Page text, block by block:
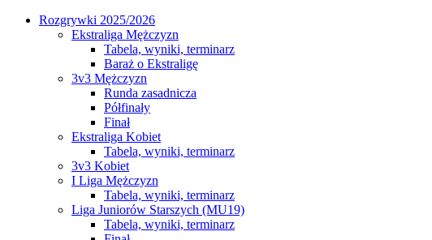
Rozgrywki 2025/2026
Ekstraliga Mężczyzn
Tabela, wyniki, terminarz
Baraż o Ekstraligę
3v3 Mężczyzn
Runda zasadnicza
Półfinały
Finał
Ekstraliga Kobiet
Tabela, wyniki, terminarz
3v3 Kobiet
I Liga Mężczyzn
Tabela, wyniki, terminarz
Liga Juniorów Starszych (MU19)
Tabela, wyniki, terminarz